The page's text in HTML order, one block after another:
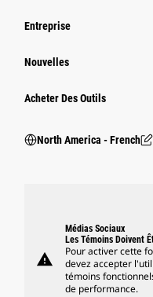
Entreprise
Nouvelles
Acheter Des Outils
North America - French
warning
Médias Sociaux
Les Témoins Doivent
Pour activer cette
devez accepter
témoins
de performance.